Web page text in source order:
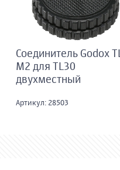
Соединитель Godox
M2 для TL30
двухместный
Артикул: 28503